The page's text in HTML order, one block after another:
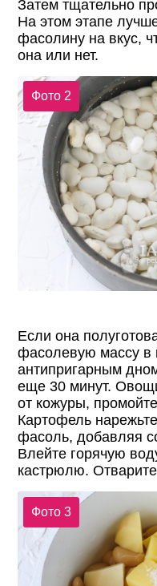
Затем тщательно
На этом этапе
фасолину на вкус,
она или нет.
Фото 2
Если она
фасолевую массу в
антипригарным
еще 30 минут.
от кожуры,
Картофель
фасоль, добавляя
Влейте горячую
кастрюлю.
Фото 3